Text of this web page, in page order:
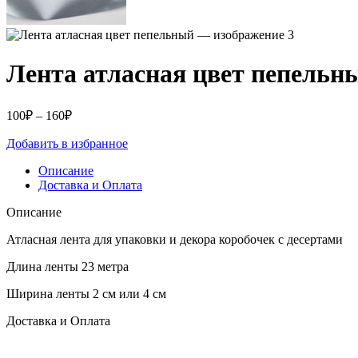
Лента атласная цвет
100₽ – 160₽Диапазон
100₽
160₽
Добавить в избранное
Описание
Доставка и Оплата
Описание
Атласная лента для упаковки и декора коробочек с десертами
Длина ленты 23 метра
Ширина ленты 2 см или 4 см
Доставка и Оплата